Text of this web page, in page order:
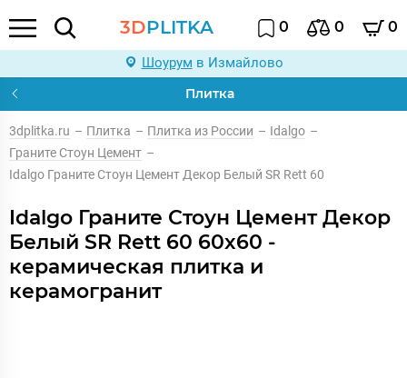
3DPLITKA 0 0 0
Шоурум в Измайлово
Плитка
3dplitka.ru – Плитка – Плитка из России – Idalgo –
Граните Стоун Цемент –
Idalgo Граните Стоун Цемент Декор Белый SR Rett 60
Idalgo Граните Стоун Цемент Декор
Белый SR Rett 60 60x60 -
керамическая плитка и
керамогранит